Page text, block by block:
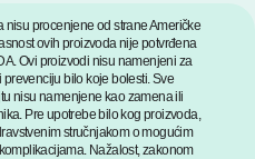
nisu procenjene od strane Američke
ovih proizvoda nije potvrđena
Ovi proizvodi nisu namenjeni za
bilo koje bolesti. Sve
nisu namenjene kao zamena ili
Pre upotrebe bilo kog proizvoda,
stručnjakom o mogućim
Nažalost, zakonom